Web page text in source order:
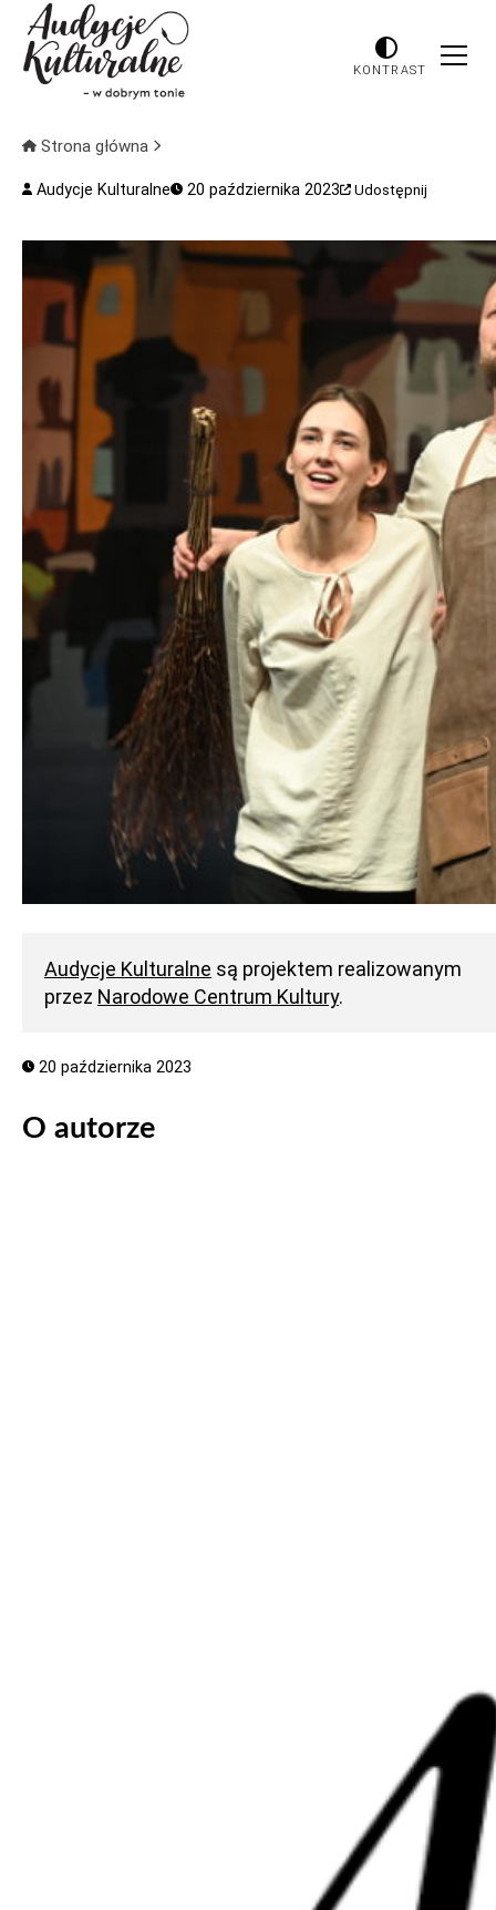
KONTRAST
Strona główna
Audycje Kulturalne 20 października 2023 Udostępnij
Audycje Kulturalne są projektem realizowanym
przez Narodowe Centrum Kultury.
20 października 2023
O autorze